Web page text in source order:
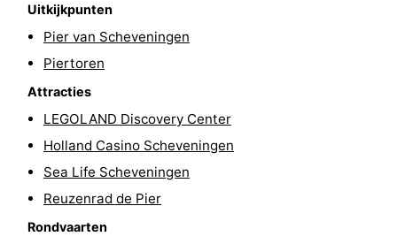
Fietsen
Wandelen
Surfen
Eten
Uitkijkpunten
Pier van Scheveningen
Piertoren
Attracties
LEGOLAND Discovery Center
Holland Casino Scheveningen
Sea Life Scheveningen
Reuzenrad de Pier
Rondvaarten